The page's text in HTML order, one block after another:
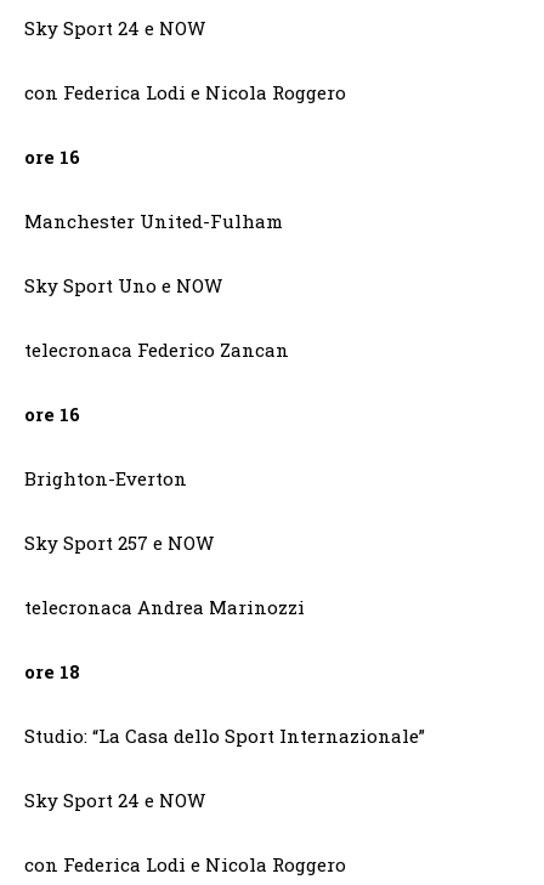
Sky Sport 24 e NOW
con Federica Lodi e Nicola Roggero
ore 16
Manchester United-Fulham
Sky Sport Uno e NOW
telecronaca Federico Zancan
ore 16
Brighton-Everton
Sky Sport 257 e NOW
telecronaca Andrea Marinozzi
ore 18
Studio: “La Casa dello Sport Internazionale”
Sky Sport 24 e NOW
con Federica Lodi e Nicola Roggero